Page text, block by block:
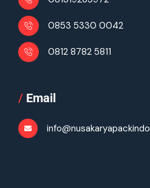
0853 5330 0042
0812 8782 5811
/ Email